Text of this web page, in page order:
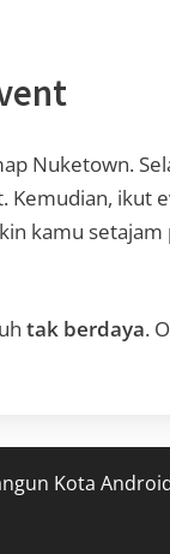
Nuketown.
Kemudian, ikut
kamu setajam
tak berdaya.
Kota